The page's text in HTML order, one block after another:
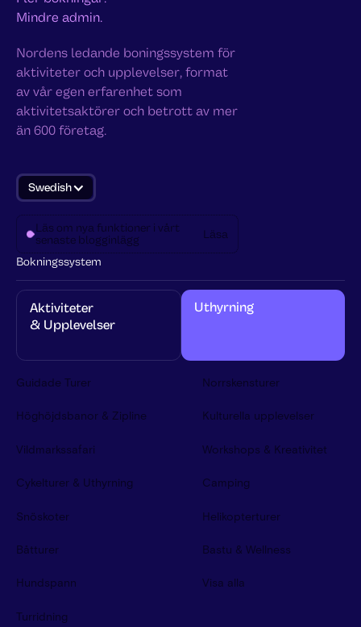
Mindre admin.
Nordens ledande boningssystem för
aktiviteter och upplevelser, format
av vår egen erfarenhet som
aktivitetsaktörer och betrott av mer
än 600 företag.
Swedish
Läs om nya funktioner i vårt
senaste blogginlägg
Läsa
Bokningssystem
Aktiviteter
& Upplevelser
Uthyrning
Guidade Turer
Höghöjdsbanor & Zipline
Vildmarkssafari
Cykelturer & Uthyrning
Snöskoter
Båtturer
Hundspann
Turridning
Norrskensturer
Kulturella upplevelser
Workshops & Kreativitet
Camping
Helikopterturer
Bastu & Wellness
Visa alla